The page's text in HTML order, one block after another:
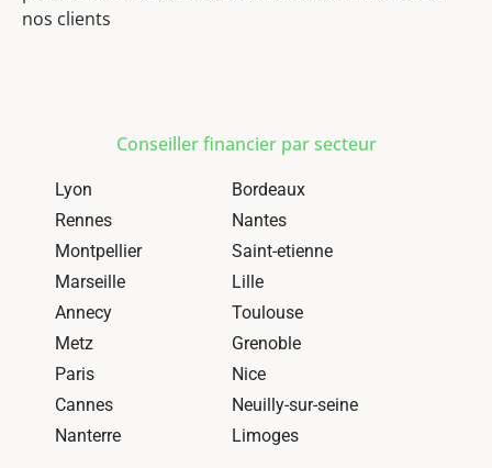
nos clients
Conseiller financier par secteur
Lyon
Bordeaux
Rennes
Nantes
Montpellier
Saint-etienne
Marseille
Lille
Annecy
Toulouse
Metz
Grenoble
Paris
Nice
Cannes
Neuilly-sur-seine
Nanterre
Limoges